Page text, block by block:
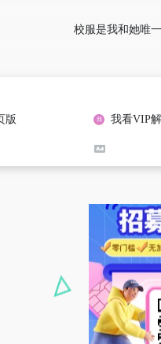
校服是我和她唯
版 我看VIP